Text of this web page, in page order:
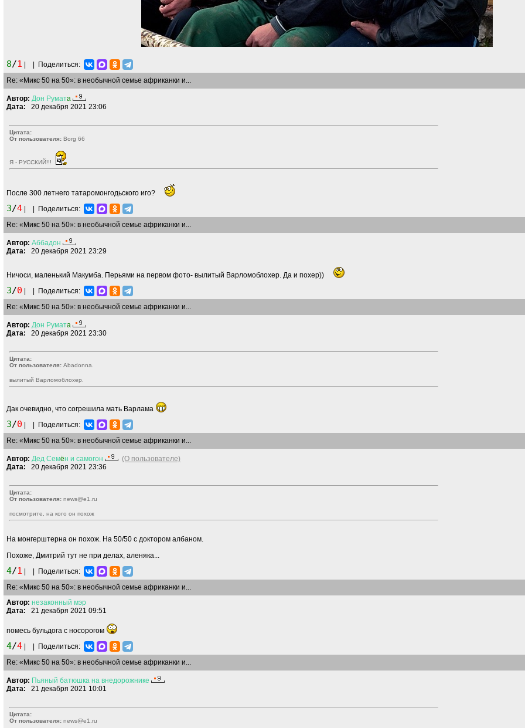
8/1
Поделиться:
Re: «Микс 50 на 50»: в необычной семье африканки и...
Автор: Дон Руматa
Дата: 20 декабря 2021 23:06
Цитата:
От пользователя: Borg 66
Я - РУССКИЙ!!!
После 300 летнего татаромонгодьского иго?
3/4
Поделиться:
Re: «Микс 50 на 50»: в необычной семье африканки и...
Автор: Аббадон
Дата: 20 декабря 2021 23:29
Ничоси, маленький Макумба. Перьями на первом фото- вылитый Варломоблохер. Да и похер))
3/0
Поделиться:
Re: «Микс 50 на 50»: в необычной семье африканки и...
Автор: Дон Руматa
Дата: 20 декабря 2021 23:30
Цитата:
От пользователя: Abadonnа.
вылитый Варломоблохер.
Дак очевидно, что согрешила мать Варлама
3/0
Поделиться:
Re: «Микс 50 на 50»: в необычной семье африканки и...
Автор: Дед Семён и самогон
(О пользователе)
Дата: 20 декабря 2021 23:36
Цитата:
От пользователя: news@e1.ru
посмотрите, на кого он похож
На монгерштерна он похож. На 50/50 с доктором албаном.
Похоже, Дмитрий тут не при делах, аленяка...
4/1
Поделиться:
Re: «Микс 50 на 50»: в необычной семье африканки и...
Автор: незаконный мэр
Дата: 21 декабря 2021 09:51
помесь бульдога с носорогом
4/4
Поделиться:
Re: «Микс 50 на 50»: в необычной семье африканки и...
Автор: Пьяный батюшка на внедорожнике
Дата: 21 декабря 2021 10:01
Цитата:
От пользователя: news@e1.ru